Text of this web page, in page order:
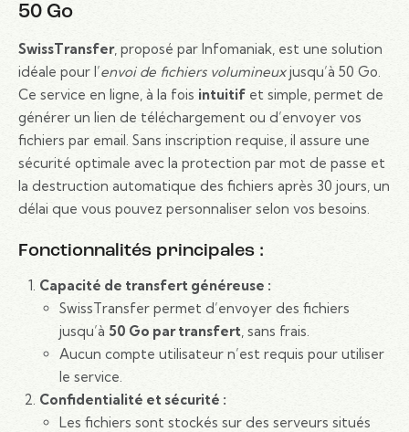
50 Go
SwissTransfer, proposé par Infomaniak, est une solution
idéale pour l’envoi de fichiers volumineuxjusqu’à 50 Go.
Ce service en ligne, à la fois intuitif et simple, permet de
générer un lien de téléchargement ou d’envoyer vos
fichiers par email. Sans inscription requise, il assure une
sécurité optimale avec la protection par mot de passe et
la destruction automatique des fichiers après 30 jours, un
délai que vous pouvez personnaliser selon vos besoins.
Fonctionnalités principales :
Capacité de transfert généreuse :
SwissTransfer permet d’envoyer des fichiers
jusqu’à 50 Go par transfert , sans frais.
Aucun compte utilisateur n’est requis pour utiliser
le service.
Confidentialité et sécurité :
Les fichiers sont stockés sur des serveurs situés